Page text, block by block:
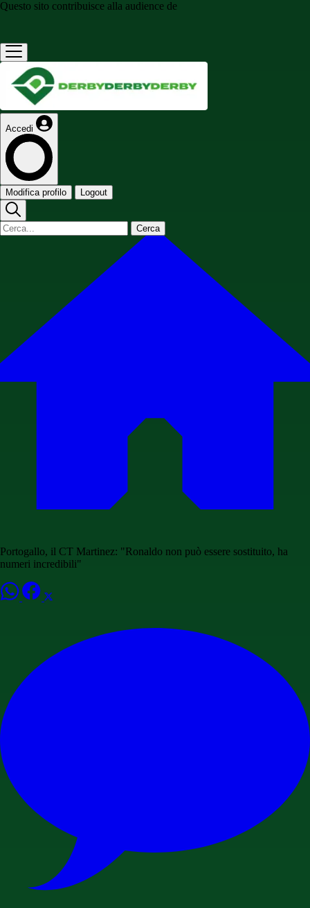
Questo sito contribuisce alla audience de
Accedi
Modifica profilo Logout
Cerca
Portogallo, il CT Martinez: "Ronaldo non può essere sostituito, ha
numeri incredibili"